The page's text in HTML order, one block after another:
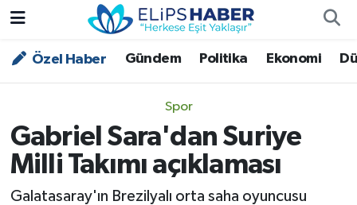
Özel Haber Gündem Politika Ekonomi
Spor
Gabriel Sara'dan Suriye
Milli Takımı açıklaması
Galatasaray'ın Brezilyalı orta saha oyuncusu
Özel Haber
Asayiş
Nöbetçi Eczaneler
Trafik Durumu
Süper Lig Puan Durumu ve Fikstür